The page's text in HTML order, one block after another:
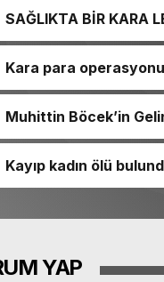
SAĞLIKTA BİR KARA
TACİRLİĞİ
Kara para
Muhittin Böcek’in
Kayıp kadın ölü
YAP